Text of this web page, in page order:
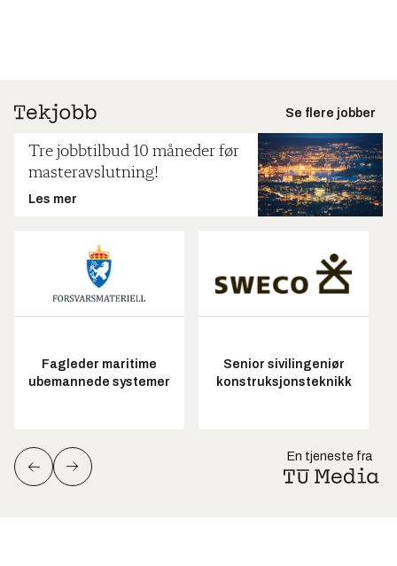
Se flere jobber
Tre jobbtilbud 10 måneder før
masteravslutning!
Les mer
Fagleder maritime
ubemannede systemer
Senior sivilingeniør
konstruksjonsteknikk
En tjeneste fra